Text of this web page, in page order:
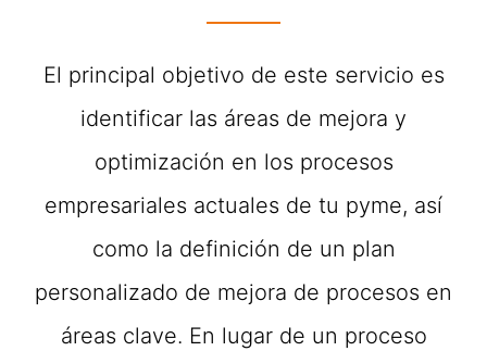
El principal objetivo de este servicio es
identificar las áreas de mejora y
optimización en los procesos
empresariales actuales de tu pyme, así
como la definición de un plan
personalizado de mejora de procesos en
áreas clave. En lugar de un proceso